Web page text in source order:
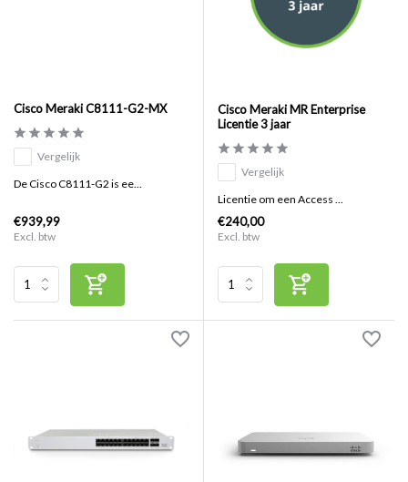
Cisco Meraki C8111-G2-MX
Vergelijk
De Cisco C8111-G2 is ee...
€939,99
Excl. btw
Cisco Meraki MR Enterprise
Licentie 3 jaar
Vergelijk
Licentie om een Access ...
€240,00
Excl. btw